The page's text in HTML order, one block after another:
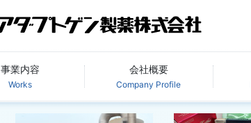
事業内容
Works
会社概要
Company Profile